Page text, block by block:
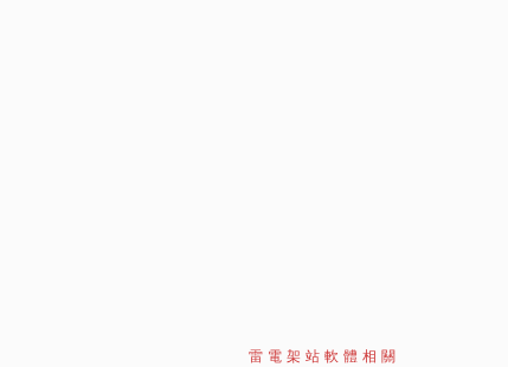
雷電架站軟體相關